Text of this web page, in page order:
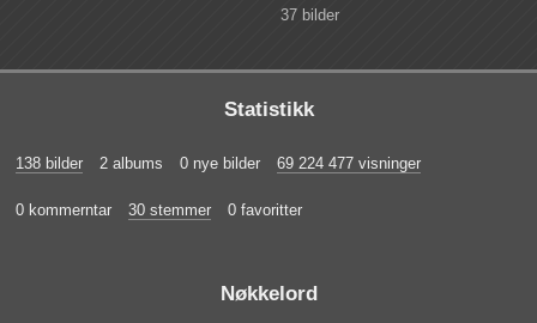
37 bilder
Statistikk
138 bilder 2 albums 0 nye bilder 69 224 477 visninger
0 kommerntar 30 stemmer 0 favoritter
Nøkkelord